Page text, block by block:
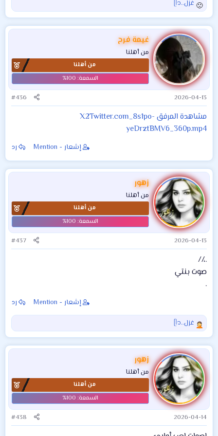
ا
ل
ت
ف
ا
ع
ل
ا
ت
:
غزل..ᥫ᭡
غيمة فرح
من أهلنا
من أهلنا
2026-04-13
#436
مشاهدة المرفق X2Twitter.com_8s1po-
yeDrztBMV6_360p.mp4
إشعار - Mention رد
زهور
من أهلنا
من أهلنا
2026-04-13
#437
.،//
صوت بنتي
.
إشعار - Mention رد
ا
ل
ت
ف
ا
ع
ل
ا
ت
:
غزل..ᥫ᭡
زهور
من أهلنا
من أهلنا
2026-04-14
#438